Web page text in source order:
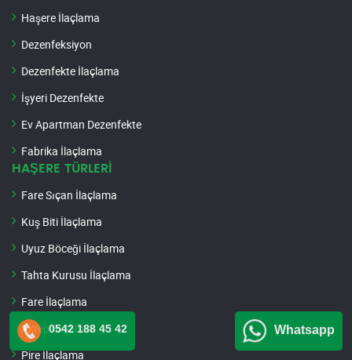
Haşere İlaçlama
Dezenfeksiyon
Dezenfekte İlaçlama
İşyeri Dezenfekte
Ev Apartman Dezenfekte
Fabrika İlaçlama
HAŞERE TÜRLERİ
Fare Sıçan İlaçlama
Kuş Biti İlaçlama
Uyuz Böceği İlaçlama
Tahta Kurusu İlaçlama
Fare İlaçlama
Akrep İlaçlama
Pire İlaçlama
0542 188 45 42 Whatsapp